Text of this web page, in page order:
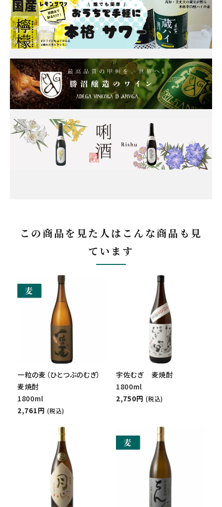
この商品を見た人はこんな商品も見
ています
一粒の麦（ひとつぶのむぎ）
麦焼酎
1800ml
2,761円 (税込)
宇佐むぎ 麦焼酎
1800ml
2,750円 (税込)